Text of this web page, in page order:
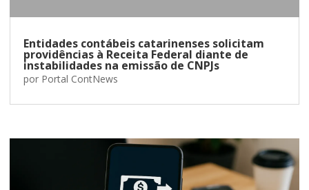
Entidades contábeis catarinenses solicitam
providências à Receita Federal diante de
instabilidades na emissão de CNPJs
por Portal ContNews